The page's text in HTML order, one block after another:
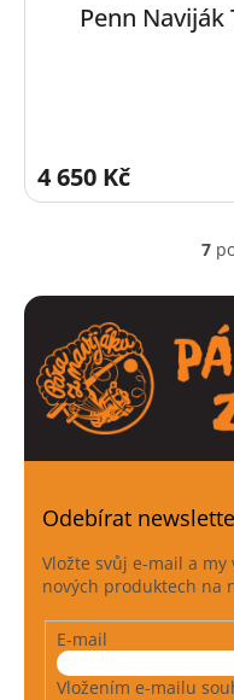
Penn Naviják
4 650 Kč
7
Odebírat
Vložte svůj e-mail a
nových produktech na
E-mail
Vložením e-mailu